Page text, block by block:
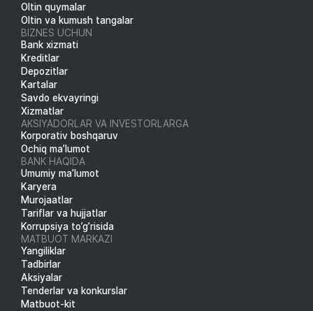
Oltin quymalar
Oltin va kumush tangalar
BIZNES UCHUN
Bank xizmati
Kreditlar
Depozitlar
Kartalar
Savdo ekvayringi
Xizmatlar
AKSIYADORLAR VA INVESTORLARGA
Korporativ boshqaruv
Ochiq ma’lumot
BANK HAQIDA
Umumiy ma’lumot
Karyera
Murojaatlar
Tariflar va hujjatlar
Korrupsiya to’g’risida
MATBUOT MARKAZI
Yangiliklar
Tadbirlar
Aksiyalar
Tenderlar va konkurslar
Matbuot-kit